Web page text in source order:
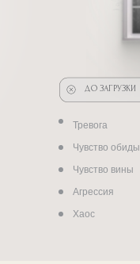
Чувство обиды
Тревога
Чувство вины
Хаос
Агрессия
ДО ЗАГРУЗКИ